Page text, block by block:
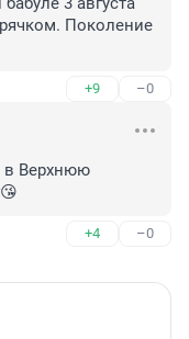
Поколение
+9 –0
в Верхнюю
+4 –0